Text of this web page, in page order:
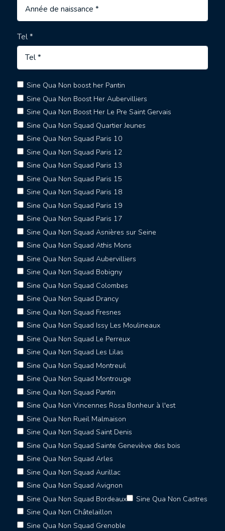
Tel *
Sine Qua Non boost her Pantin
Sine Qua Non Boost Her Aubervilliers
Sine Qua Non Boost Her Le Pre Saint Gervais
Sine Qua Non Squad Quartier Jeunes
Sine Qua Non Squad Paris 10
Sine Qua Non Squad Paris 12
Sine Qua Non Squad Paris 13
Sine Qua Non Squad Paris 15
Sine Qua Non Squad Paris 18
Sine Qua Non Squad Paris 19
Sine Qua Non Squad Paris 17
Sine Qua Non Squad Asnières sur Seine
Sine Qua Non Squad Athis Mons
Sine Qua Non Squad Aubervilliers
Sine Qua Non Squad Bobigny
Sine Qua Non Squad Colombes
Sine Qua Non Squad Drancy
Sine Qua Non Squad Fresnes
Sine Qua Non Squad Issy Les Moulineaux
Sine Qua Non Squad Le Perreux
Sine Qua Non Squad Les Lilas
Sine Qua Non Squad Montreuil
Sine Qua Non Squad Montrouge
Sine Qua Non Squad Pantin
Sine Qua Non Vincennes Rosa Bonheur à l'est
Sine Qua Non Rueil Malmaison
Sine Qua Non Squad Saint Denis
Sine Qua Non Squad Sainte Geneviève des bois
Sine Qua Non Squad Arles
Sine Qua Non Squad Aurillac
Sine Qua Non Squad Avignon
Sine Qua Non Squad Bordeaux
Sine Qua Non Castres
Sine Qua Non Châtelaillon
Sine Qua Non Squad Grenoble